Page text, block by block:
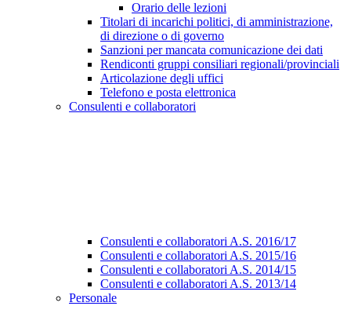
Orario delle lezioni
Titolari di incarichi politici, di amministrazione,
di direzione o di governo
Sanzioni per mancata comunicazione dei dati
Rendiconti gruppi consiliari regionali/provinciali
Articolazione degli uffici
Telefono e posta elettronica
Consulenti e collaboratori
Consulenti e collaboratori A.S. 2016/17
Consulenti e collaboratori A.S. 2015/16
Consulenti e collaboratori A.S. 2014/15
Consulenti e collaboratori A.S. 2013/14
Personale